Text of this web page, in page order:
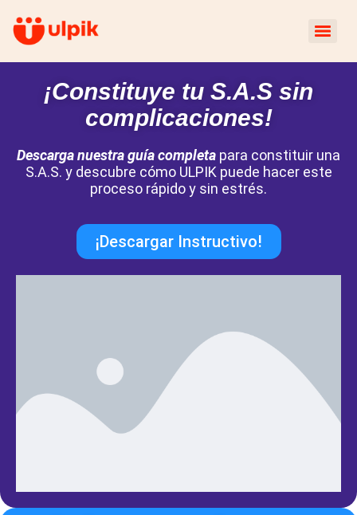
¡Constituye tu S.A.S sin
complicaciones!
Descarga nuestra guía completa para constituir una
S.A.S. y descubre cómo ULPIK puede hacer este
proceso rápido y sin estrés.
¡Descargar Instructivo!